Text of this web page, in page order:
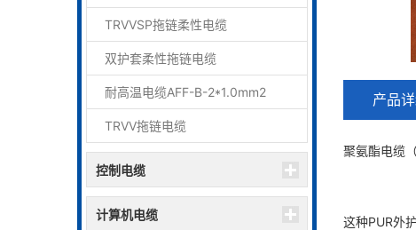
TRVVSP拖链柔性电缆
双护套柔性拖链电缆
耐高温电缆AFF-B-2*1.0mm2
TRVV拖链电缆
控制电缆
计算机电缆
产品
聚氨酯电缆
这种PUR外